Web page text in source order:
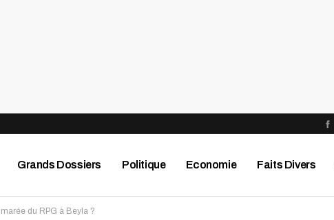
Grands Dossiers Politique Economie Faits Divers
du RPG à Beyla ?